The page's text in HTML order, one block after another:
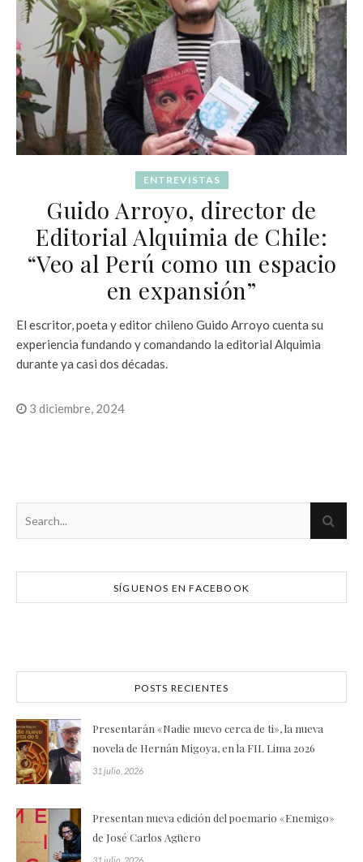
ENTREVISTAS
Guido Arroyo, director de
Editorial Alquimia de Chile:
“Veo al Perú como un espacio
en expansión”
El escritor, poeta y editor chileno Guido Arroyo cuenta su
experiencia fundando y comandando la editorial Alquimia
durante ya casi dos décadas.
3 diciembre, 2024
SÍGUENOS EN FACEBOOK
POSTS RECIENTES
Presentarán «Nadie nuevo cerca de ti», la nueva
novela de Hernán Migoya, en la FIL Lima 2026
31 julio, 2026
Presentan nueva edición del poemario «Enemigo»
de José Carlos Agüero
31 julio, 2026